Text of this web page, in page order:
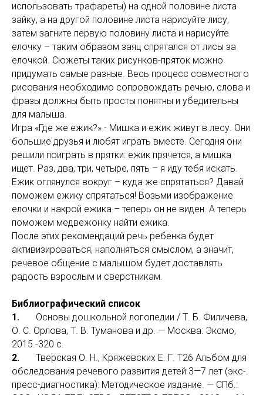
использовать трафареты) на одной половине листа
зайку, а на другой половине листа нарисуйте лису,
затем загните первую половину листа и нарисуйте
елочку – таким образом заяц спрятался от лисы за
елочкой. Сюжеты таких рисунков-пряток можно
придумать самые разные. Весь процесс совместного
рисования необходимо сопровождать речью, слова и
фразы должны быть просты понятны и убедительны
для малыша.
Игра «Где же ежик?» - Мишка и ежик живут в лесу. Они
большие друзья и любят играть вместе. Сегодня они
решили поиграть в прятки: ежик прячется, а мишка
ищет. Раз, два, три, четыре, пять – я иду тебя искать.
Ежик оглянулся вокруг – куда же спрятаться? Давай
поможем ежику спрятаться! Возьми изображение
елочки и накрой ежика – теперь он не виден. А теперь
поможем медвежонку найти ежика.
После этих рекомендаций речь ребенка будет
активизироваться, наполняться смыслом, а значит,
речевое общение с малышом будет доставлять
радость взрослым и сверстникам.
Библиографический список
1. Основы дошкольной логопедии / Т. Б. Филичева,
О. С. Орлова, Т. В. Туманова и др. — Москва: Эксмо,
2015.­-320 с.
2. Тверская О. Н., Кряжевских Е. Г. Т26 Альбом для
обследования речевого развития детей 3—7 лет (экс-.
пресс-диагностика): Методическое издание. — СПб.: